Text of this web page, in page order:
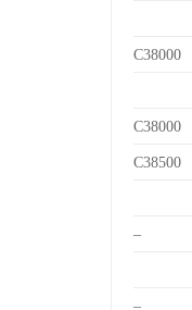
C38000
C38000
C38500
–
–